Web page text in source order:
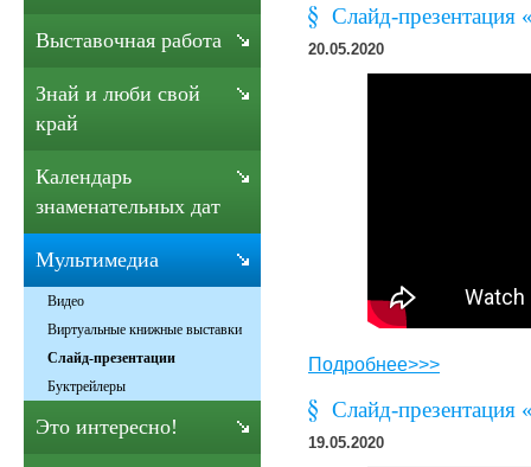
Слайд-презентация
20.05.2020
Подробнее>>>
Слайд-презентация
19.05.2020
Выставочная работа
Знай и люби свой
край
Календарь
знаменательных дат
Мультимедиа
Видео
Виртуальные книжные выставки
Слайд-презентации
Буктрейлеры
Это интересно!